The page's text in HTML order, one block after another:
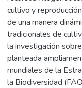
cultivo y
de una manera
tradicionales de
la investigación
planteada
mundiales de la
la Biodiversidad